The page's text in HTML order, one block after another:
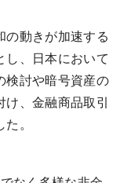
の動きが加速する
し、日本において
検討や暗号資産の
、金融商品取引
。